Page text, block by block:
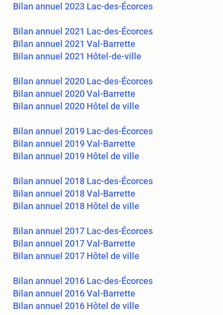
Bilan annuel 2023 Lac-des-Écorces
Bilan annuel 2021 Lac-des-Écorces
Bilan annuel 2021 Val-Barrette
Bilan annuel 2021 Hôtel-de-ville
Bilan annuel 2020 Lac-des-Écorces
Bilan annuel 2020 Val-Barrette
Bilan annuel 2020 Hôtel de ville
Bilan annuel 2019 Lac-des-Écorces
Bilan annuel 2019 Val-Barrette
Bilan annuel 2019 Hôtel de ville
Bilan annuel 2018 Lac-des-Écorces
Bilan annuel 2018 Val-Barrette
Bilan annuel 2018 Hôtel de ville
Bilan annuel 2017 Lac-des-Écorces
Bilan annuel 2017 Val-Barrette
Bilan annuel 2017 Hôtel de ville
Bilan annuel 2016 Lac-des-Écorces
Bilan annuel 2016 Val-Barrette
Bilan annuel 2016 Hôtel de ville